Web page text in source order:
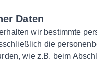
Daten
wir bestimmte
die
wie z.B. beim